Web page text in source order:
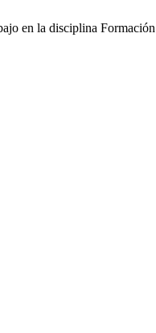
en la disciplina